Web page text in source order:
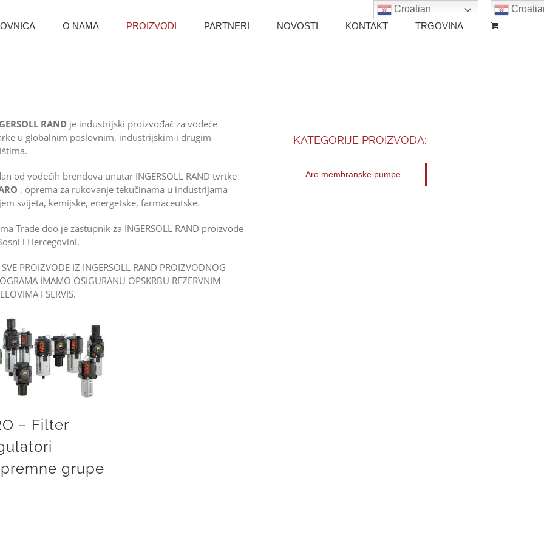
O NAMA PROIZVODI PARTNERI NOVOSTI KONTAKT TRGOVINA
RAND je industrijski proizvođač za vodeće
u globalnim poslovnim, industrijskim i drugim
od vodećih brendova unutar INGERSOLL RAND tvrtke
, oprema za rukovanje tekučinama u industrijama
svijeta, kemijske, energetske, farmaceutske.
Trade doo je zastupnik za INGERSOLL RAND proizvode
i Hercegovini.
PROIZVODE IZ INGERSOLL RAND PROIZVODNOG
IMAMO OSIGURANU OPSKRBU REZERVNIM
I SERVIS.
– Filter
grupe
KATEGORIJE PROIZVODA:
Aro membranske pumpe
Croatian